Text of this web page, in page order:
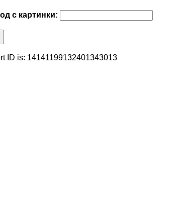
с картинки:
ID is: 14141199132401343013